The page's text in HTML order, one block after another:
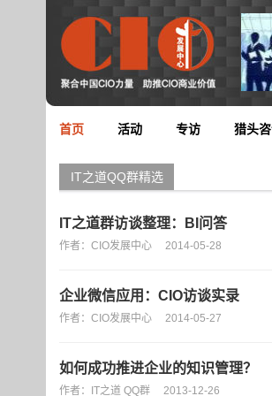
首页 活动 专访 猎头
IT之道QQ群精选
IT之道群访谈整理：BI问答
作者：CIO发展中心 2014-05-28
企业微信应用：CIO访谈实录
作者：CIO发展中心 2014-05-27
如何成功推进企业的知识管理？
作者：IT之道 QQ群 2013-12-26